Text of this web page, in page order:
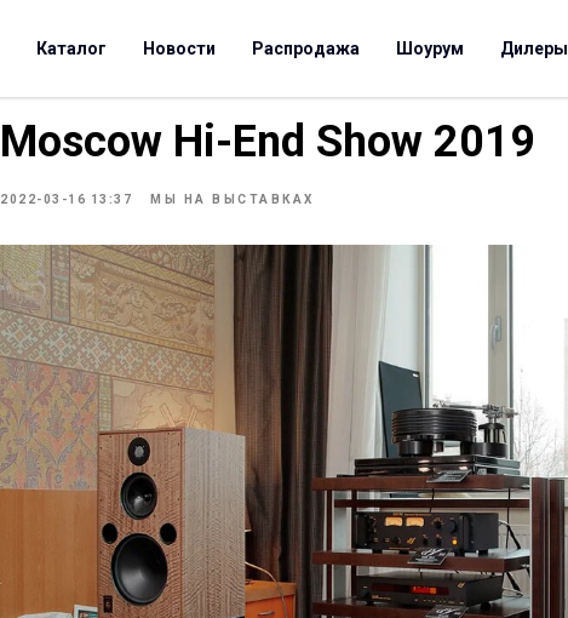
Каталог Новости Распродажа Шоурум Дилеры
Moscow Hi-End Show 2019
2022-03-16 13:37 МЫ НА ВЫСТАВКАХ